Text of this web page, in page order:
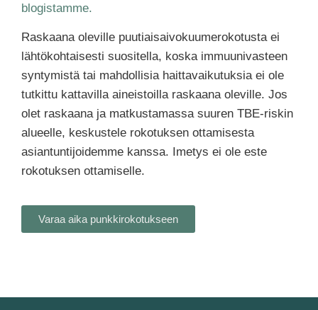
blogistamme.
Raskaana oleville puutiaisaivokuumerokotusta ei
lähtökohtaisesti suositella, koska immuunivasteen
syntymistä tai mahdollisia haittavaikutuksia ei ole
tutkittu kattavilla aineistoilla raskaana oleville. Jos
olet raskaana ja matkustamassa suuren TBE-riskin
alueelle, keskustele rokotuksen ottamisesta
asiantuntijoidemme kanssa. Imetys ei ole este
rokotuksen ottamiselle.
Varaa aika punkkirokotukseen